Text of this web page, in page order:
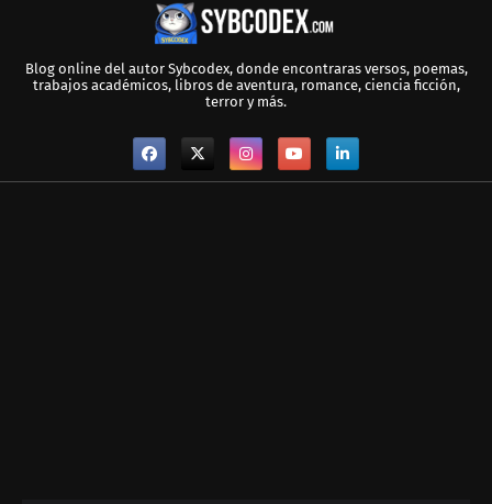
Blog online del autor Sybcodex, donde encontraras versos, poemas,
trabajos académicos, libros de aventura, romance, ciencia ficción,
terror y más.